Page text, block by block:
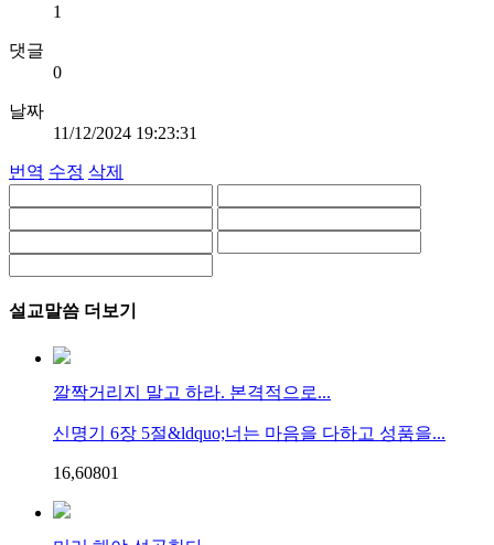
1
댓글
0
날짜
11/12/2024 19:23:31
번역 수정 삭제
설교말씀 더보기
깔짝거리지 말고 하라. 본격적으로...
신명기 6장 5절&ldquo;너는 마음을 다하고 성품을...
16,60801